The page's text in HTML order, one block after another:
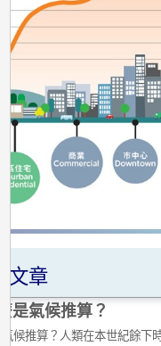
文章
是氣候推算？
候推算？人類在本世紀餘下